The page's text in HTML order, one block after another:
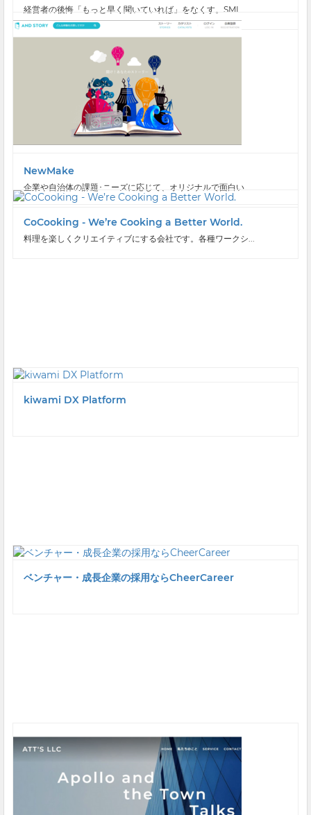
経営者の後悔「もっと早く聞いていれば」をなくす。SMI...
NewMake
企業や自治体の課題･ニーズに応じて、オリジナルで面白い...
CoCooking - We’re Cooking a Better World.
料理を楽しくクリエイティブにする会社です。各種ワークシ...
kiwami DX Platform
ベンチャー・成長企業の採用ならCheerCareer